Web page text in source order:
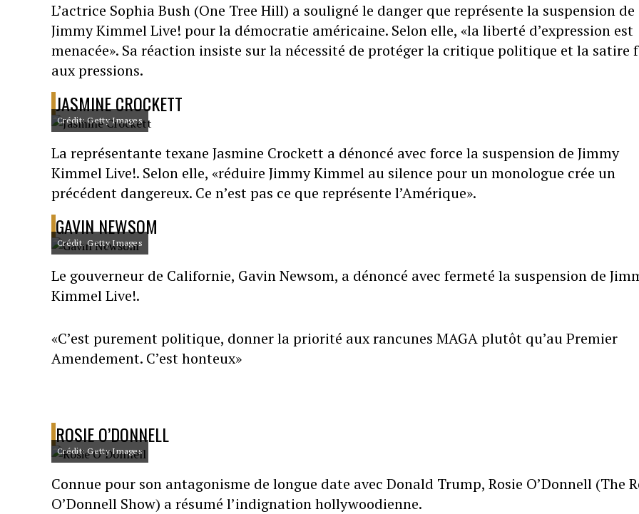
L’actrice Sophia Bush (One Tree Hill) a souligné le danger que représente la suspension de
Jimmy Kimmel Live! pour la démocratie américaine. Selon elle, «la liberté d’expression est
menacée». Sa réaction insiste sur la nécessité de protéger la critique politique et la satire
aux pressions.
JASMINE CROCKETT
Crédit: Getty Images
La représentante texane Jasmine Crockett a dénoncé avec force la suspension de Jimmy
Kimmel Live!. Selon elle, «réduire Jimmy Kimmel au silence pour un monologue crée un
précédent dangereux. Ce n’est pas ce que représente l’Amérique».
GAVIN NEWSOM
Crédit: Getty Images
Le gouverneur de Californie, Gavin Newsom, a dénoncé avec fermeté la suspension de
Kimmel Live!.
«C’est purement politique, donner la priorité aux rancunes MAGA plutôt qu’au Premier
Amendement. C’est honteux»
ROSIE O’DONNELL
Crédit: Getty Images
Connue pour son antagonisme de longue date avec Donald Trump, Rosie O’Donnell (The
O’Donnell Show) a résumé l’indignation hollywoodienne.